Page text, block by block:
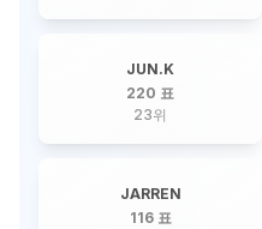
JUN.K
220 표
23위
JARREN
116 표